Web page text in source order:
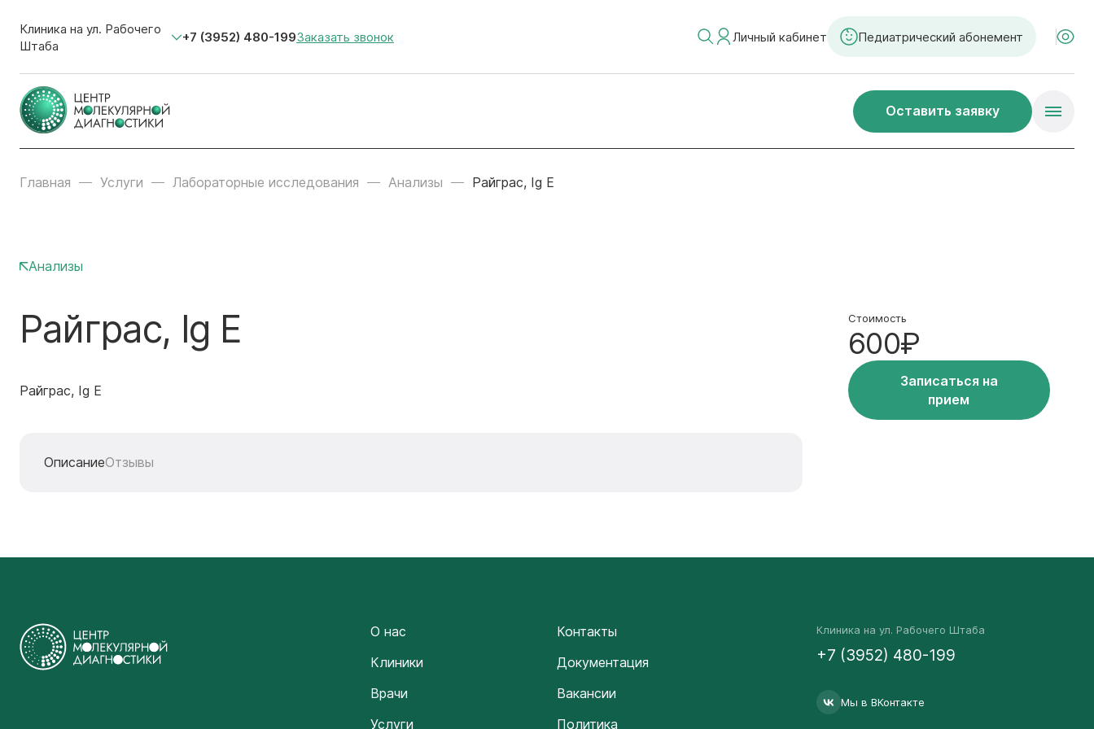
Клиника на ул. Рабочего
Штаба
+7 (3952) 480-199Заказать звонок Личный кабинет Педиатрический абонемент
Оставить заявку
Главная Услуги Лабораторные исследования Анализы Райграс, Ig E
Анализы
Райграс, Ig E
Райграс, Ig E
ОписаниеОтзывы
Стоимость
600₽
Записаться на
прием
О нас
Клиники
Врачи
Услуги
Контакты
Документация
Вакансии
Политика
Клиника на ул. Рабочего Штаба
+7 (3952) 480-199
Мы в ВКонтакте